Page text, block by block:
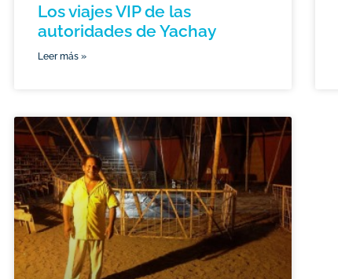
Los viajes VIP de las
autoridades de Yachay
Leer más »